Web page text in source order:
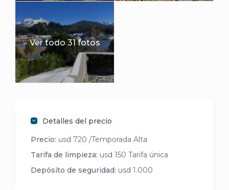
Ver todo 31 fotos
Detalles del precio
Precio: usd 720 /Temporada Alta
Tarifa de limpieza: usd 150 Tarifa única
Depósito de seguridad: usd 1.000